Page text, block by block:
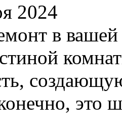
2024
в вашей
это